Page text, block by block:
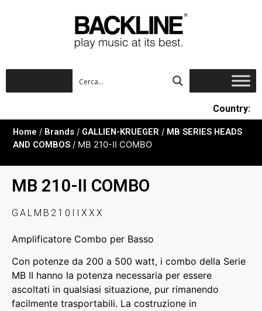
Country:
Home / Brands / GALLIEN-KRUEGER / MB SERIES HEADS
AND COMBOS / MB 210-II COMBO
MB 210-II COMBO
GALMB210IIXXX
Amplificatore Combo per Basso
Con potenze da 200 a 500 watt, i combo della Serie
MB II hanno la potenza necessaria per essere
ascoltati in qualsiasi situazione, pur rimanendo
facilmente trasportabili. La costruzione in